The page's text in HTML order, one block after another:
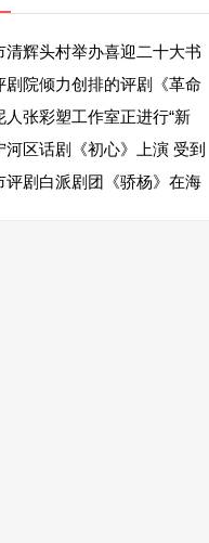
清辉头村举办喜迎二十大书
剧院倾力创排的评剧《革命
人张彩塑工作室正进行“新
河区话剧《初心》上演 受到
评剧白派剧团《骄杨》在海